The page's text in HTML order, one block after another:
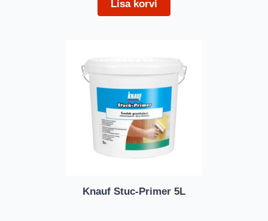
Lisa korvi
Knauf Stuc-Primer 5L